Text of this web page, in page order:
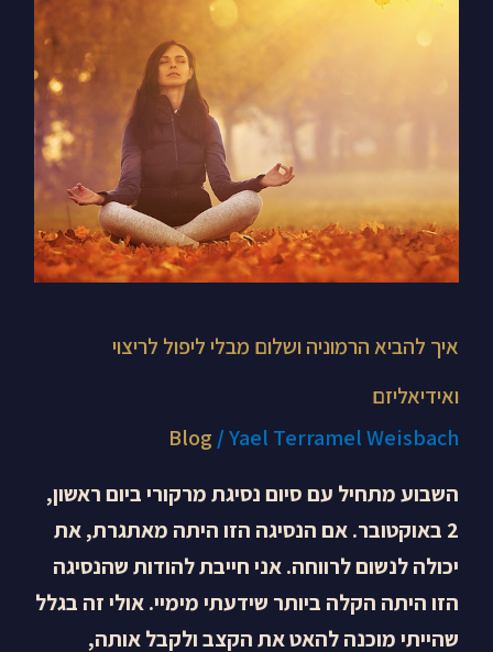
איך להביא הרמוניה ושלום מבלי ליפול לריצוי
ואידיאליזם
Blog /Yael Terramel Weisbach
השבוע מתחיל עם סיום נסיגת מרקורי ביום ראשון,
2 באוקטובר. אם הנסיגה הזו היתה מאתגרת, את
יכולה לנשום לרווחה. אני חייבת להודות שהנסיגה
הזו היתה הקלה ביותר שידעתי מימיי. אולי זה בגלל
שהייתי מוכנה להאט את הקצב ולקבל אותה,
ליפול